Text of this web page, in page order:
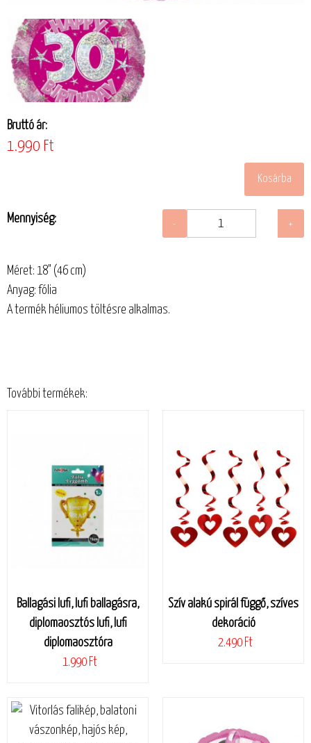
Bruttó ár:
1.990 Ft
Mennyiség:
Méret: 18" (46 cm)
Anyag: fólia
A termék héliumos töltésre alkalmas.
További termékek:
Ballagási lufi, lufi ballagásra,
diplomaosztós lufi, lufi
diplomaosztóra
1.990 Ft
Szív alakú spirál függő, szíves
dekoráció
2.490 Ft